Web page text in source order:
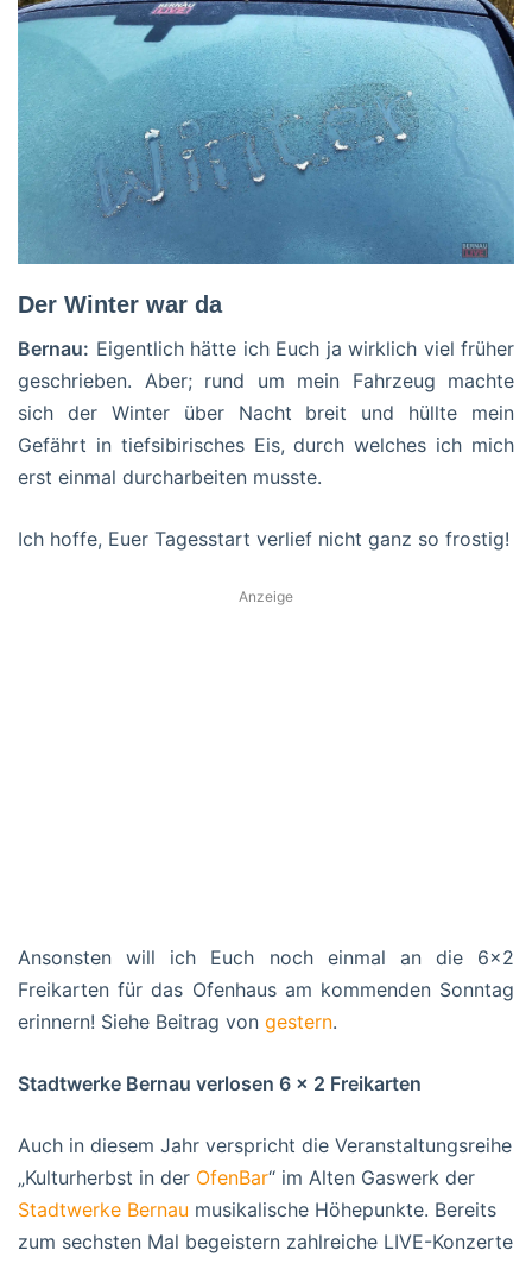
Der Winter war da
Bernau: Eigentlich hätte ich Euch ja wirklich viel früher
geschrieben. Aber; rund um mein Fahrzeug machte
sich der Winter über Nacht breit und hüllte mein
Gefährt in tiefsibirisches Eis, durch welches ich mich
erst einmal durcharbeiten musste.
Ich hoffe, Euer Tagesstart verlief nicht ganz so frostig!
Anzeige
Ansonsten will ich Euch noch einmal an die 6×2
Freikarten für das Ofenhaus am kommenden Sonntag
erinnern! Siehe Beitrag von gestern.
Stadtwerke Bernau verlosen 6 x 2 Freikarten
Auch in diesem Jahr verspricht die Veranstaltungsreihe
„Kulturherbst in der OfenBar“ im Alten Gaswerk der
Stadtwerke Bernau musikalische Höhepunkte. Bereits
zum sechsten Mal begeistern zahlreiche LIVE-Konzerte